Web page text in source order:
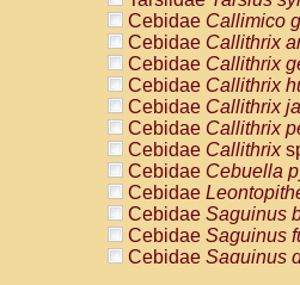
Cebidae Callimico
Cebidae Callithrix
Cebidae Callithrix
Cebidae Callithrix
Cebidae Callithrix
Cebidae Callithrix
Cebidae Callithrix
Cebidae Cebuella
Cebidae
Cebidae Saguinus
Cebidae Saguinus
Cebidae Saguinus